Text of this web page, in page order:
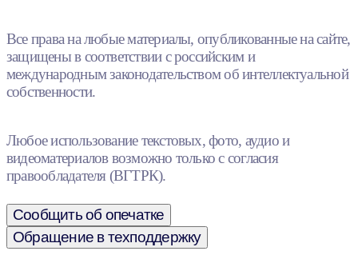
Все права на любые материалы, опубликованные на сайте,
защищены в соответствии с российским и
международным законодательством об интеллектуальной
собственности.
Любое использование текстовых, фото, аудио и
видеоматериалов возможно только с согласия
правообладателя (ВГТРК).
Сообщить об опечатке
Обращение в техподдержку